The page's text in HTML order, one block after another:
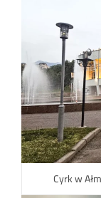
Cyrk w